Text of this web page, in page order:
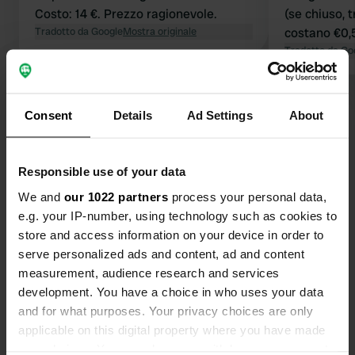
Consent Details Ad Settings About
Responsible use of your data
We and our 1022 partners process your personal data,
e.g. your IP-number, using technology such as cookies to
store and access information on your device in order to
serve personalized ads and content, ad and content
measurement, audience research and services
development. You have a choice in who uses your data
and for what purposes. Your privacy choices are only
applicable on this digital property where you have made
Costo: 14 €. Prezzo ragionevole.
Tradotto da GoogleMostra originale
(se chiuso,
costano
minuti di
igienici si
Tradotto da
Contatto
Posizione
Guggenauerweg
Copia